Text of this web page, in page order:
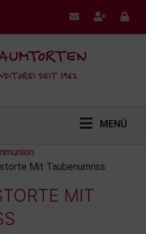
MENÜ
Mit Taubenumriss
MIT